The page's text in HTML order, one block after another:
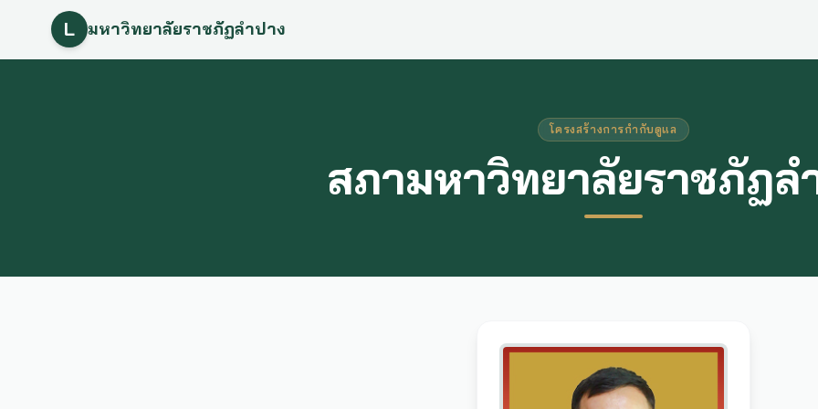
L มหาวิทยาลัยราชภัฏลำปาง
โครงสร้างการกำกับดูแล
สภามหาวิทยาลัยราชภัฏล